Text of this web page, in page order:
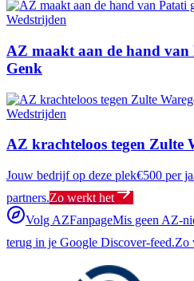
Wedstrijden
AZ maakt aan de hand
Genk
Wedstrijden
AZ krachteloos tegen Zulte
Jouw bedrijf op deze plek€500 per
partners.Zo werkt het
Volg AZFanpageMis geen AZ-
terug in je Google Discover-feed.Zo